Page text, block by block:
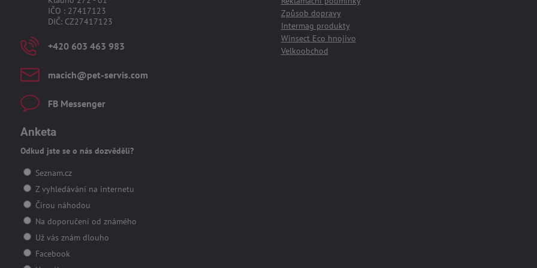
IČO : 27417123
DIČ: CZ27417123
+420 603 463 983
macich​@pet-servis​.com
FB Messenger
Anketa
Odkud jste se o nás dozvěděli?
Seznam.cz
Z vyhledávání na internetu
Čirou náhodou
Na doporučení od známého
Už vás znám dlouho
Facebook
Způsob dopravy
Intermag produkty
Winsect Eco hnojivo
Velkoobchod